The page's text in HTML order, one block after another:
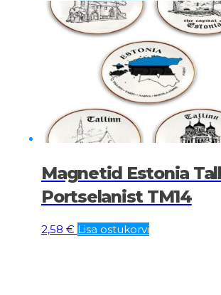
Magnetid Estonia
Portselanist TM14
2,58 € Lisa ostukorvi